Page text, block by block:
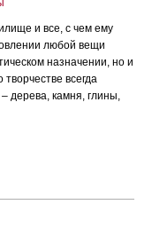
и все, с чем ему
любой вещи
назначении, но и
всегда
дерева, камня, глины,